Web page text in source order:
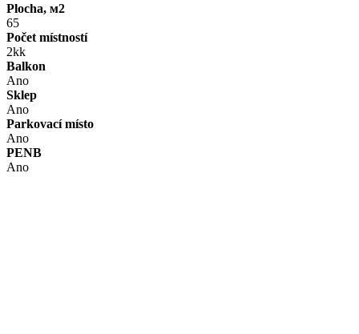
Plocha, м2
65
Počet místností
2kk
Balkon
Ano
Sklep
Ano
Parkovací místo
Ano
PENB
Ano